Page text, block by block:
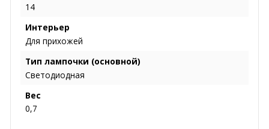
14
Интерьер
Для прихожей
Тип лампочки (основной)
Светодиодная
Вес
0,7